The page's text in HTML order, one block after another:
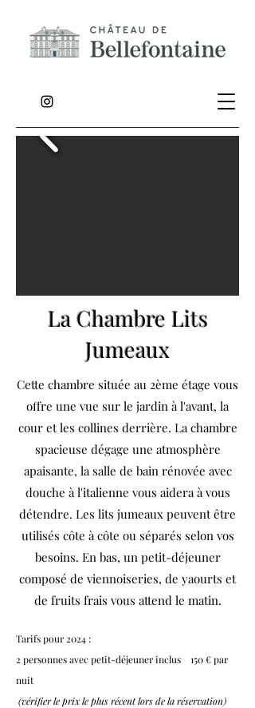
La Chambre Lits
Jumeaux
Cette chambre située au 2ème étage vous
offre une vue sur le jardin à l'avant, la
cour et les collines derrière. La chambre
spacieuse dégage une atmosphère
apaisante, la salle de bain rénovée avec
douche à l'italienne vous aidera à vous
détendre. Les lits jumeaux peuvent être
utilisés côte à côte ou séparés selon vos
besoins. En bas, un petit-déjeuner
composé de viennoiseries, de yaourts et
de fruits frais vous attend le matin.
Tarifs pour 2024 :
2 personnes avec petit-déjeuner inclus 150 € par
nuit
(vérifier le prix le plus récent lors de la réservation)